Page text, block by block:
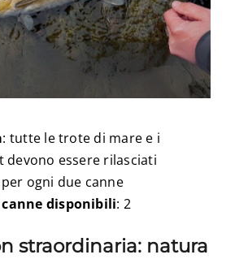
: tutte le trote di mare e i
devono essere rilasciati
ogni due canne
disponibili: 2
straordinaria: natura